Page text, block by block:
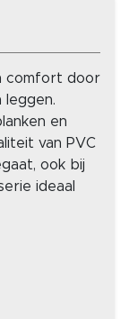
comfort door
leggen.
en
van PVC
ook bij
ideaal